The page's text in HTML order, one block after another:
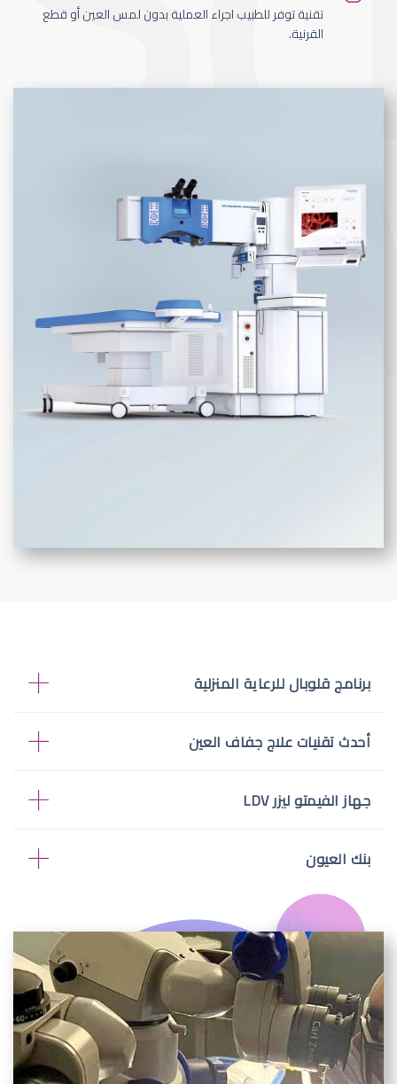
تقنية توفر للطبيب اجراء العملية بدون لمس العين أو قطع
القرنية.
برنامج قلوبال للرعاية المنزلية
أحدث تقنيات علاج جفاف العين
جهاز الفيمتو ليزر LDV
بنك العيون